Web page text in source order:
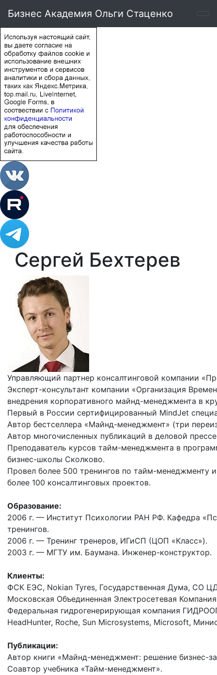
Бизнес Академия Ольги Стаценко
Сергей Бехтерев
Управляющий партнер консалтинговой компании
Эксперт-консультант компании «Организация
внедрения корпоративного майнд-менеджмента в
Первый в России сертифицированный MindJet
Автор бестселлера «Майнд-менеджмент» (три
Автор многочисленных публикаций в деловой
Преподаватель курсов тайм-менеджмента в
бизнес-школы Сколково.
Провел более 500 тренингов по тайм-менеджменту
более 100 консалтинговых проектов.
Образование:
2006 г. — Институт Психологии РАН РФ. Кафедра
тренингов.
2006 г. — Тренинг тренеров, ИГиСП (ЦОП «Класс»).
2003 г. — МГТУ им. Баумана. Инженер-конструктор.
Клиенты:
ФСК ЕЭС, Nokian Tyres, Государственная Дума, СО
Московская Объединенная Электросетевая
Федеральная гидрогенерирующая компания
HeadHunter, Roche, Sun Microsystems, Microsoft,
Публикации:
Автор книги «Майнд-менеджмент: решение бизнес-
Соавтор учебника «Тайм-менеджмент».